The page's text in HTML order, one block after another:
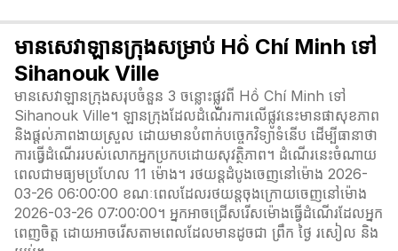
មានសេវាឡានក្រុងសម្រាប់ Hồ Chí Minh ទៅ
Sihanouk Ville
មានសេវាឡានក្រុងសរុបចំនួន 3 ចន្លោះផ្លូវពី Hồ Chí Minh ទៅ
Sihanouk Ville។ ឡានក្រុងដែលដំណើរការលើផ្លូវនេះមានផាសុខភាព
និងផ្តល់ភាពងាយស្រួល ដោយមានបំពាក់បច្ចេកវិទ្យាទំនើប ដើម្បីធានាថា
ការធ្វើដំណើររបស់លោកអ្នកប្រកបដោយសុវត្ថិភាព។ ដំណើរនេះចំណាយ
ពេលជាមធ្យមប្រហែល 11 ម៉ោង។ រថយន្តដំបូងចេញនៅម៉ោង 2026-
03-26 06:00:00 ខណៈពេលដែលរថយន្តចុងក្រោយចេញនៅម៉ោង
2026-03-26 07:00:00។ អ្នកអាចជ្រើសរើសម៉ោងធ្វើដំណើរដែលអ្នក
ពេញចិត្ត ដោយអាចរើសតាមពេលដែលមានដូចជា ព្រឹក ថ្ងៃ រសៀល និង